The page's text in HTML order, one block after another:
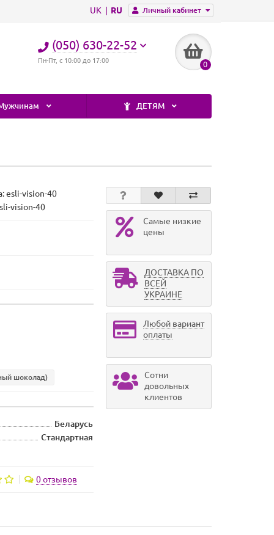
Личный кабинет
UK RU
(050) 630-22-52
Пн-Пт, с 10:00 до 17:00 0
ДЕТЯМ
esli-vision-40
vision-40
шоколад)
Беларусь
Стандартная
0 отзывов
Самые низкие
цены
ДОСТАВКА ПО
ВСЕЙ
УКРАИНЕ
Любой вариант
оплаты
Сотни
довольных
клиентов